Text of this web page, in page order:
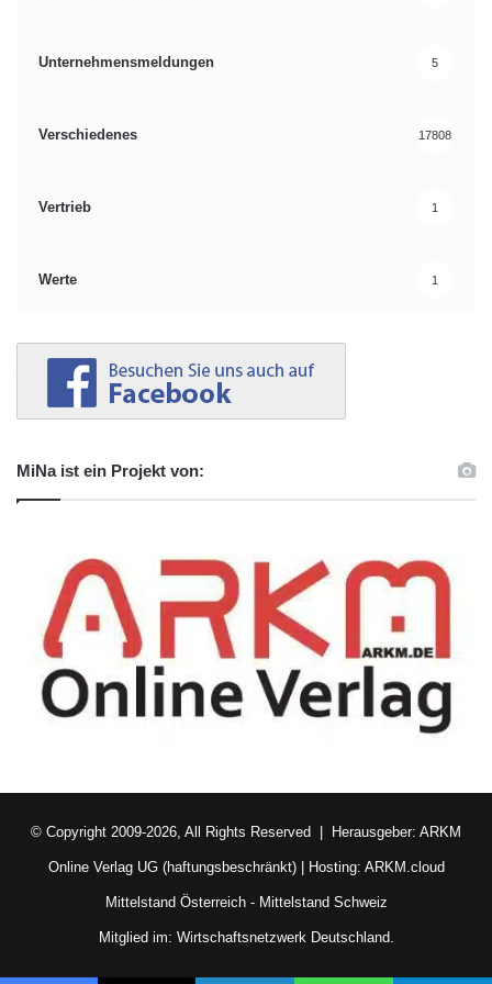
Unternehmensmeldungen 5
Verschiedenes 17808
Vertrieb 1
Werte 1
MiNa ist ein Projekt von:
© Copyright 2009-2026, All Rights Reserved | Herausgeber: ARKM
Online Verlag UG (haftungsbeschränkt)| Hosting: ARKM.cloud
Mittelstand Österreich- Mittelstand Schweiz
Mitglied im: Wirtschaftsnetzwerk Deutschland.